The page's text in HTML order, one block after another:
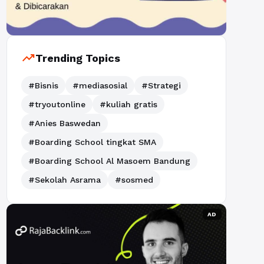
trending_upTrending Topics
#Bisnis #mediasosial
#Strategi
#tryoutonline
#kuliah gratis
#Anies Baswedan
#Boarding School tingkat SMA
#Boarding School Al Masoem Bandung
#Sekolah Asrama
#sosmed
AD